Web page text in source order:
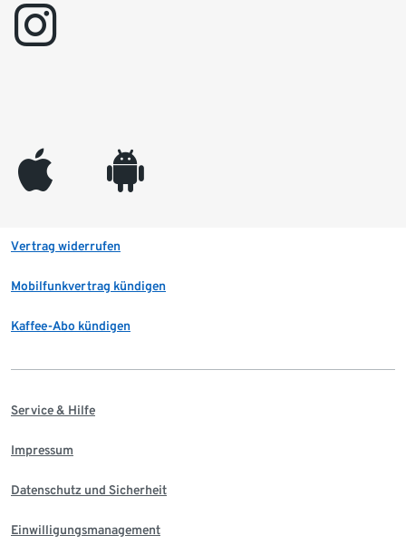
instagram
appleinc android
Vertrag widerrufen
Mobilfunkvertrag kündigen
Kaffee-Abo kündigen
Service & Hilfe
Impressum
Datenschutz und Sicherheit
Einwilligungsmanagement